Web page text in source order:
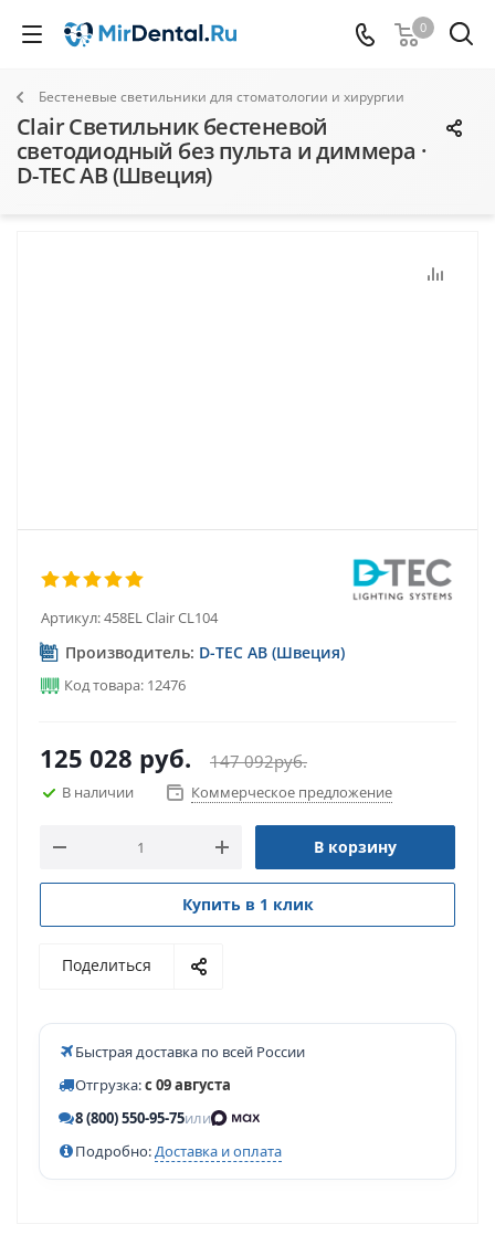
0
Бестеневые светильники для стоматологии и хирургии
Clair Светильник бестеневой
светодиодный без пульта и диммера ·
D-TEC AB (Швеция)
Артикул:458EL Clair CL104
Производитель: D-TEC AB (Швеция)
Код товара: 12476
125 028 руб. 147 092руб.
В наличии Коммерческое предложение
В корзину
Купить в 1 клик
Поделиться
Быстрая доставка по всей России
Отгрузка:с 09 августа
8 (800) 550-95-75или
Подробно:Доставка и оплата